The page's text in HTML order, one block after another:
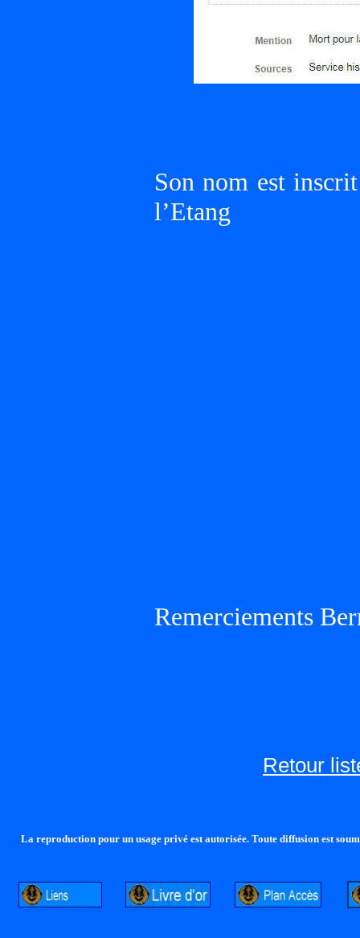
Son nom est
l’Etang
Remerciements
Retour
La reproduction pour un usage privé est autorisée. Toute diffusion est